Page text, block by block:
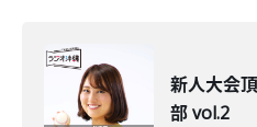
新人大会
部 vol.2